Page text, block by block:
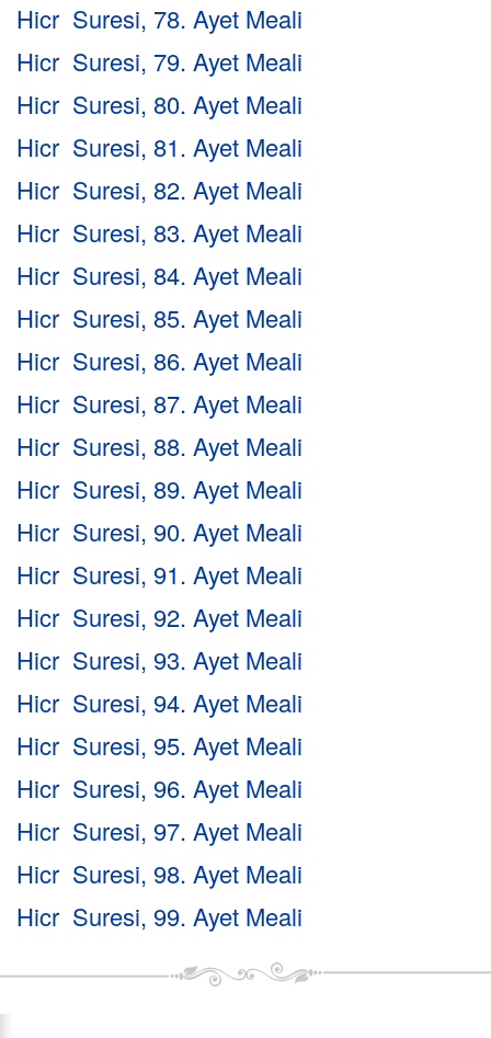
Hicr Suresi, 78. Ayet Meali
Hicr Suresi, 79. Ayet Meali
Hicr Suresi, 80. Ayet Meali
Hicr Suresi, 81. Ayet Meali
Hicr Suresi, 82. Ayet Meali
Hicr Suresi, 83. Ayet Meali
Hicr Suresi, 84. Ayet Meali
Hicr Suresi, 85. Ayet Meali
Hicr Suresi, 86. Ayet Meali
Hicr Suresi, 87. Ayet Meali
Hicr Suresi, 88. Ayet Meali
Hicr Suresi, 89. Ayet Meali
Hicr Suresi, 90. Ayet Meali
Hicr Suresi, 91. Ayet Meali
Hicr Suresi, 92. Ayet Meali
Hicr Suresi, 93. Ayet Meali
Hicr Suresi, 94. Ayet Meali
Hicr Suresi, 95. Ayet Meali
Hicr Suresi, 96. Ayet Meali
Hicr Suresi, 97. Ayet Meali
Hicr Suresi, 98. Ayet Meali
Hicr Suresi, 99. Ayet Meali